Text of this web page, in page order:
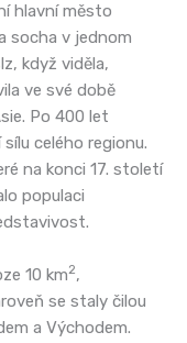
hlavní město
socha v jednom
když viděla,
ve své době
Po 400 let
celého regionu.
na konci 17. století
populaci
10 km2,
se staly čilou
a Východem.